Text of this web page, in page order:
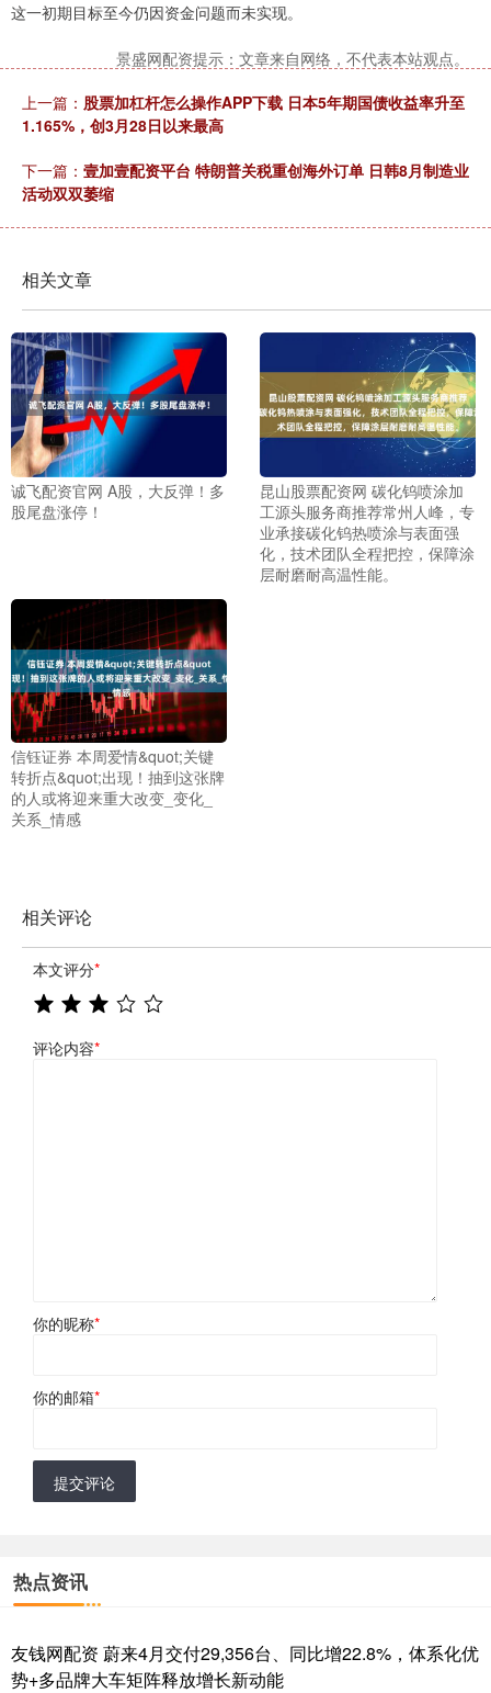
这一初期目标至今仍因资金问题而未实现。
景盛网配资提示：文章来自网络，不代表本站观点。
上一篇： 股票加杠杆怎么操作APP下载 日本5年期国债收益率升至
1.165%，创3月28日以来最高
下一篇： 壹加壹配资平台 特朗普关税重创海外订单 日韩8月制造业
活动双双萎缩
相关文章
诚飞配资官网 A股，大反弹！多
股尾盘涨停！
昆山股票配资网 碳化钨喷涂加
工源头服务商推荐常州人峰，专
业承接碳化钨热喷涂与表面强
化，技术团队全程把控，保障涂
层耐磨耐高温性能。
信钰证券 本周爱情&quot;关键
转折点&quot;出现！抽到这张牌
的人或将迎来重大改变_变化_
关系_情感
相关评论
本文评分*
评论内容*
你的昵称*
你的邮箱*
提交评论
热点资讯
友钱网配资 蔚来4月交付29,356台、同比增22.8%，体系化优
势+多品牌大车矩阵释放增长新动能